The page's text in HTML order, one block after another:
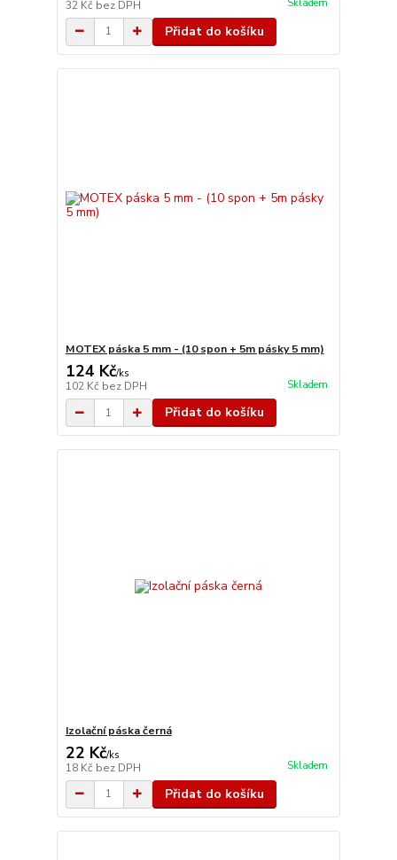
32 Kč bez DPH Skladem
Přidat do košíku
MOTEX páska 5 mm - (10 spon + 5m pásky 5 mm)
124 Kč/ks
102 Kč bez DPH Skladem
Přidat do košíku
Izolační páska černá
22 Kč/ks
18 Kč bez DPH Skladem
Přidat do košíku